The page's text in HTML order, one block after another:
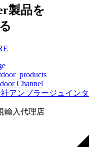
製品を
Channel
アンプラージュイン
輸入代理店